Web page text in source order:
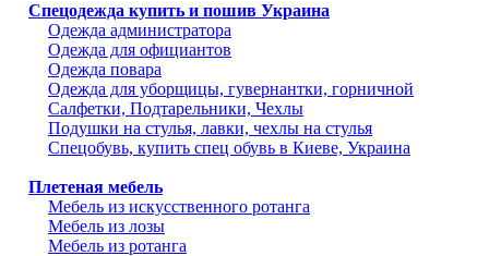
Спецодежда купить и пошив Украина
Одежда администратора
Одежда для официантов
Одежда повара
Одежда для уборщицы, гувернантки, горничной
Салфетки, Подтарельники, Чехлы
Подушки на стулья, лавки, чехлы на стулья
Спецобувь, купить спец обувь в Киеве, Украина
Плетеная мебель
Мебель из искусственного ротанга
Мебель из лозы
Мебель из ротанга